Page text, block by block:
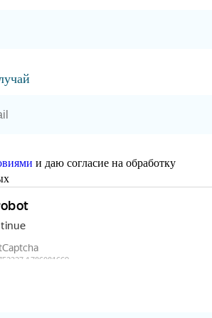
и даю согласие на обработку